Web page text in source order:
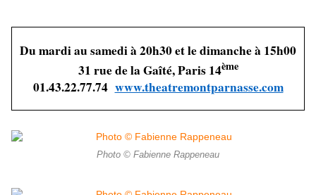
Du mardi au samedi à 20h30 et le dimanche à 15h00
31 rue de la Gaîté, Paris 14ème
01.43.22.77.74 www.theatremontparnasse.com
Photo © Fabienne Rappeneau